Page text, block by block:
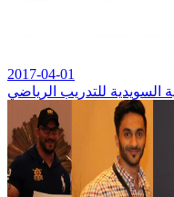
2017-04-01
السويدية للتدريب الرياضي